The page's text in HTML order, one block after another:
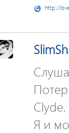
http://
Clyde.
Я и